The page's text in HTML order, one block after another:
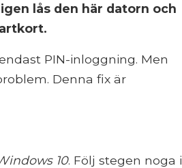
lås den här datorn och
PIN-inloggning. Men
Denna fix är
10. Följ stegen noga i